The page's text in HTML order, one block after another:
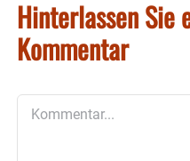
Hinterlassen Sie
Kommentar